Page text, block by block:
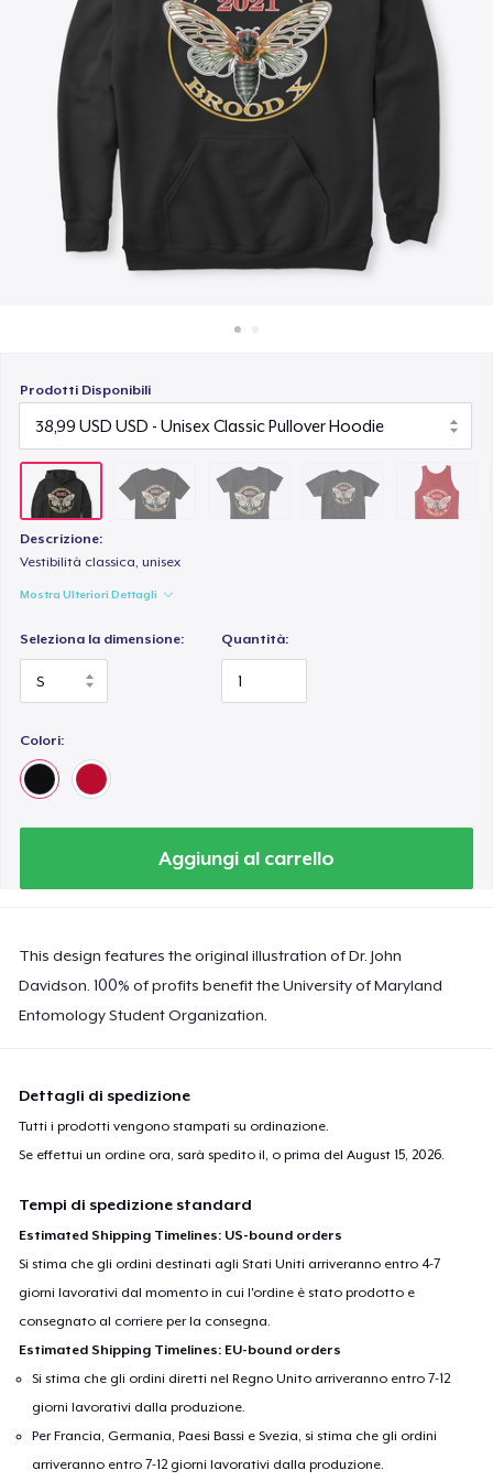
Vendi ovunque
Vendi qualsiasi cosa
Prodotti Disponibili
Descrizione:
Vestibilità classica, unisex
Mostra Ulteriori Dettagli
Seleziona la dimensione: Quantità:
Colori:
Aggiungi al carrello
This design features the original illustration of Dr. John
Davidson. 100% of profits benefit the University of Maryland
Entomology Student Organization.
Dettagli di spedizione
Tutti i prodotti vengono stampati su ordinazione.
Se effettui un ordine ora, sarà spedito il, o prima delAugust 15, 2026.
Tempi di spedizione standard
Estimated Shipping Timelines: US-bound orders
Si stima che gli ordini destinati agli Stati Uniti arriveranno entro 4-7
giorni lavorativi dal momento in cui l'ordine è stato prodotto e
consegnato al corriere per la consegna.
Estimated Shipping Timelines: EU-bound orders
Si stima che gli ordini diretti nel Regno Unito arriveranno entro 7-12
giorni lavorativi dalla produzione.
Per Francia, Germania, Paesi Bassi e Svezia, si stima che gli ordini
arriveranno entro 7-12 giorni lavorativi dalla produzione.
22,99 USD
Kids Premium Tee
Premium Tank Top
22,99 USD
Classic Long Sleeve Tee
25,99 USD